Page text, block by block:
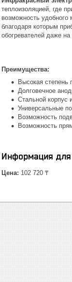
теплоизоляцией, где
возможность
благодаря которым
обогревателей даже
Преимущества:
Высокая степень
Долговечное
Стальной корпус
Универсальные
Возможность
Возможность
Информация для
Цена: 102 720 ₸